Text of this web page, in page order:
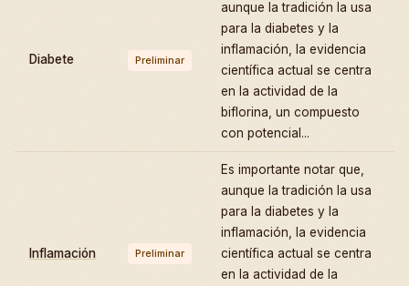
Diabete Preliminar
aunque la tradición la usa
para la diabetes y la
inflamación, la evidencia
científica actual se centra
en la actividad de la
biflorina, un compuesto
con potencial...
Inflamación Preliminar
Es importante notar que,
aunque la tradición la usa
para la diabetes y la
inflamación, la evidencia
científica actual se centra
en la actividad de la